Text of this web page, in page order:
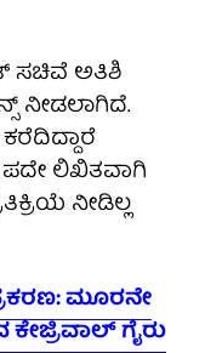
ಸಚಿವೆ ಅತಿಶಿ
ನೀಡಲಾಗಿದೆ.
ಪದೇ ಲಿಖಿತವಾಗಿ
ನೀಡಿಲ್ಲ
ಮೂರನೇ
ಗೈರು​